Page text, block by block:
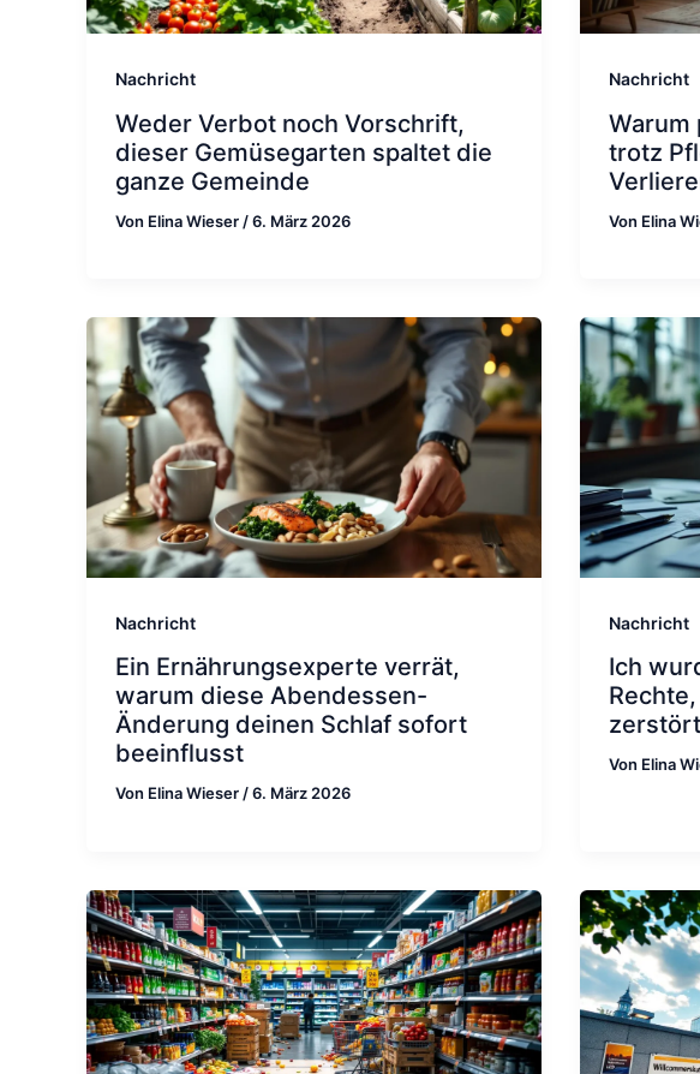
Nachricht
Weder Verbot noch Vorschrift,
dieser Gemüsegarten spaltet die
ganze Gemeinde
Von Elina Wieser /6. März 2026
Nachricht
Warum
trotz
Von Elina
Nachricht
Ein Ernährungsexperte verrät,
warum diese Abendessen-
Änderung deinen Schlaf sofort
beeinflusst
Von Elina Wieser/6. März 2026
Nachricht
Ich
Von Elina